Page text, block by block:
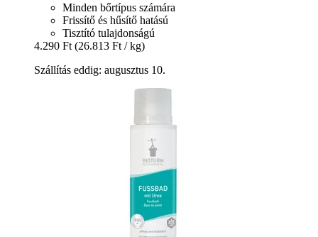
Minden bőrtípus számára
Frissítő és hűsítő hatású
Tisztító tulajdonságú
4.290 Ft (26.813 Ft / kg)
Szállítás eddig: augusztus 10.